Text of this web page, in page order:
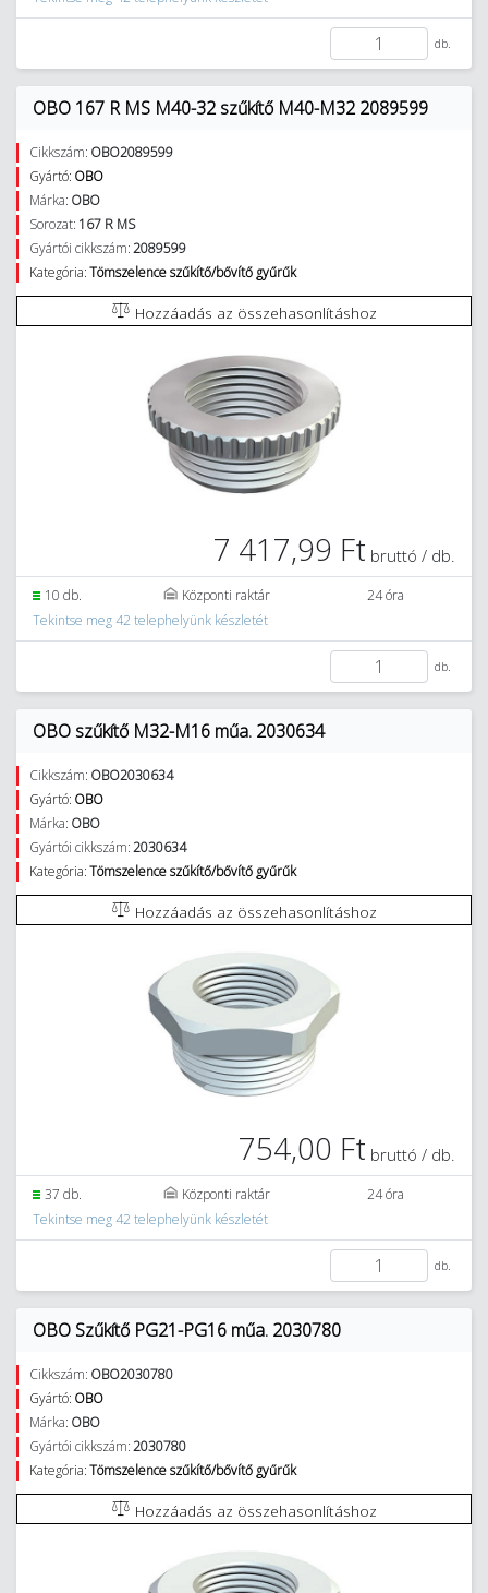
db.
OBO 167 R MS M40-32 szűkítő M40-M32 2089599
Cikkszám: OBO2089599
Gyártó: OBO
Márka: OBO
Sorozat: 167 R MS
Gyártói cikkszám:2089599
Kategória:Tömszelence szűkítő/bővítő gyűrűk
Hozzáadás az összehasonlításhoz
7 417,99 Ft bruttó / db.
10 db. Központi raktár
24 óra
Tekintse meg 42 telephelyünk készletét
db.
OBO szűkítő M32-M16 műa. 2030634
Cikkszám: OBO2030634
Gyártó: OBO
Márka: OBO
Gyártói cikkszám:2030634
Kategória:Tömszelence szűkítő/bővítő gyűrűk
Hozzáadás az összehasonlításhoz
754,00 Ft bruttó / db.
37 db. Központi raktár
24 óra
Tekintse meg 42 telephelyünk készletét
db.
OBO Szűkítő PG21-PG16 műa. 2030780
Cikkszám: OBO2030780
Gyártó: OBO
Márka: OBO
Gyártói cikkszám:2030780
Kategória:Tömszelence szűkítő/bővítő gyűrűk
Hozzáadás az összehasonlításhoz